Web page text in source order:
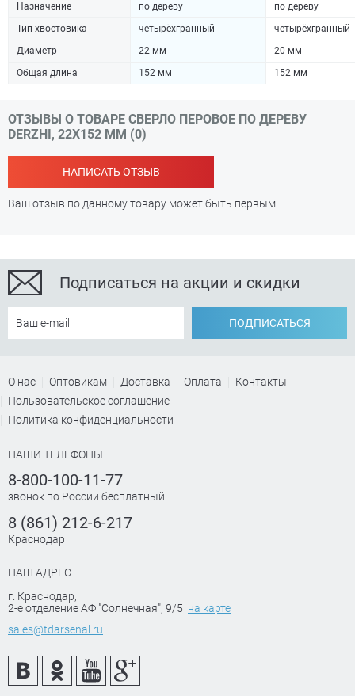
Назначение по дереву
по дереву
Тип хвостовика
четырёхгранный
четырёхгранный
Диаметр
22 мм
20 мм
Общая длина
152 мм 152 мм
ОТЗЫВЫ О ТОВАРЕ СВЕРЛО ПЕРОВОЕ ПО ДЕРЕВУ
DERZHI, 22Х152 ММ (0)
НАПИСАТЬ ОТЗЫВ
Ваш отзыв по данному товару может быть первым
Подписаться на акции и скидки
ПОДПИСАТЬСЯ
О нас Оптовикам Доставка Оплата
Контакты
Пользовательское соглашение
Политика конфиденциальности
НАШИ ТЕЛЕФОНЫ
8-800-100-11-77
звонок по России бесплатный
8 (861) 212-6-217
Краснодар
НАШ АДРЕС
г. Краснодар,
2-е отделение АФ "Солнечная", 9/5 на карте
sales@tdarsenal.ru